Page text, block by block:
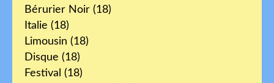
Bérurier Noir (18)
Italie (18)
Limousin (18)
Disque (18)
Festival (18)